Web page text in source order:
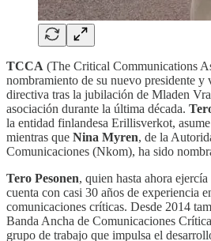
TCCA (The Critical Communications
nombramiento de su nuevo presidente y
directiva tras la jubilación de Mladen
asociación durante la última década.
la entidad finlandesa Erillisverkot,
mientras que Nina Myren, de la
Comunicaciones (Nkom), ha sido
Tero Pesonen, quien hasta ahora
cuenta con casi 30 años de experiencia
comunicaciones críticas. Desde 2014
Banda Ancha de Comunicaciones
grupo de trabajo que impulsa el